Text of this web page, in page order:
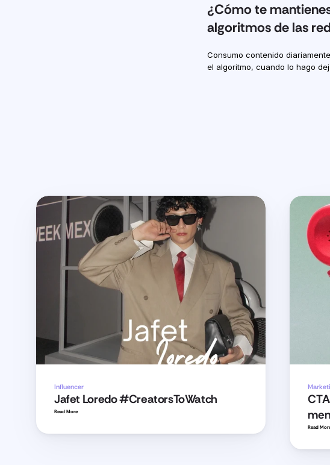
¿Cómo te
algoritmos de las
Consumo contenido
el algoritmo, cuando lo hago
Influencer
Jafet Loredo #CreatorsToWatch
Read More
Read